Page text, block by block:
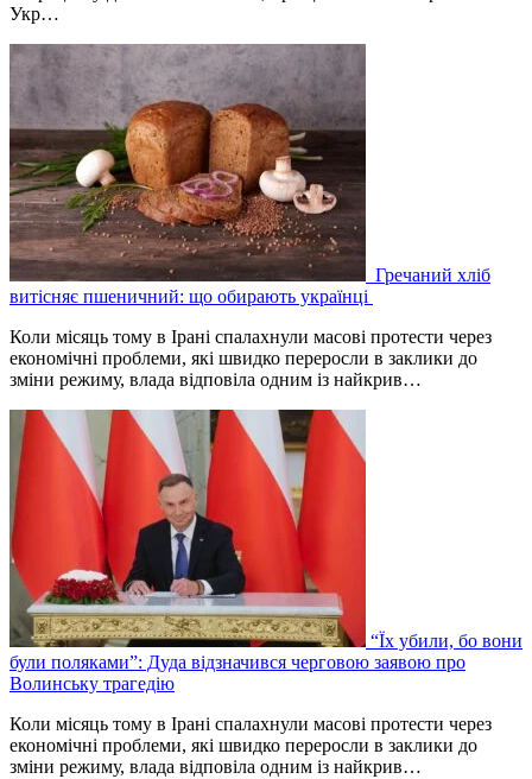
Укр…
Гречаний хліб
витісняє пшеничний: що обирають українці
‎Коли місяць тому в Ірані спалахнули масові протести через
економічні проблеми, які швидко переросли в заклики до
зміни режиму, влада відповіла одним із найкрив…
“Їх убили, бо вони
були поляками”: Дуда відзначився черговою заявою про
Волинську трагедію
‎Коли місяць тому в Ірані спалахнули масові протести через
економічні проблеми, які швидко переросли в заклики до
зміни режиму, влада відповіла одним із найкрив…